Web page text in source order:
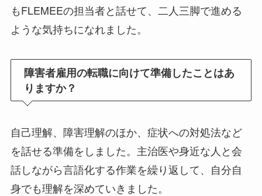
もFLEMEEの担当者と話せて、二人三脚で進める
ような気持ちになれました。
障害者雇用の転職に向けて準備したことはあ
りますか？
自己理解、障害理解のほか、症状への対処法など
を話せる準備をしました。主治医や身近な人と会
話しながら言語化する作業を繰り返して、自分自
身でも理解を深めていきました。